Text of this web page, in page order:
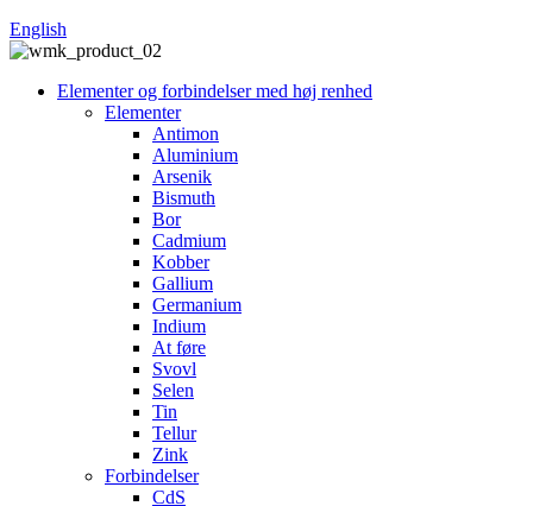
English
Elementer og forbindelser med høj renhed
Elementer
Antimon
Aluminium
Arsenik
Bismuth
Bor
Cadmium
Kobber
Gallium
Germanium
Indium
At føre
Svovl
Selen
Tin
Tellur
Zink
Forbindelser
CdS